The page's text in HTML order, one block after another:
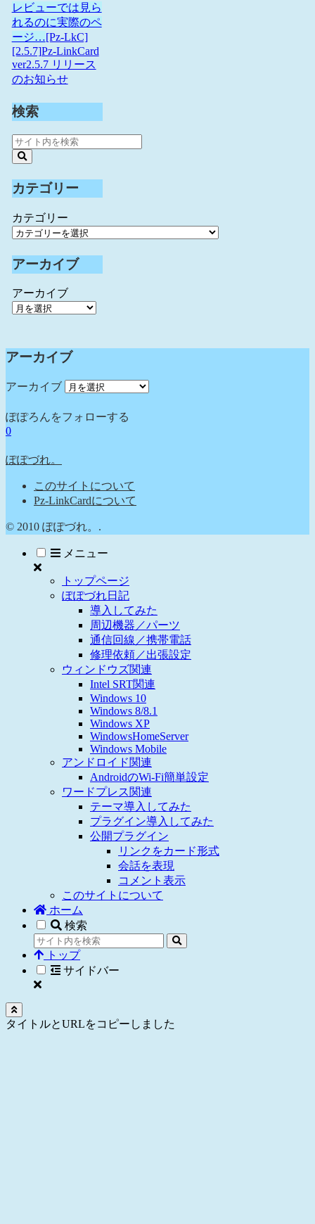
レビューでは見ら
れるのに実際のペ
ージ…[Pz-LkC]
[2.5.7]Pz-LinkCard
ver2.5.7 リリース
のお知らせ
検索
カテゴリー
カテゴリー
アーカイブ
アーカイブ
アーカイブ
アーカイブ
ぽぽろんをフォローする
0
ぽぽづれ。
このサイトについて
Pz-LinkCardについて
© 2010 ぽぽづれ。.
メニュー
トップページ
ぽぽづれ日記
導入してみた
周辺機器／パーツ
通信回線／携帯電話
修理依頼／出張設定
ウィンドウズ関連
Intel SRT関連
Windows 10
Windows 8/8.1
Windows XP
WindowsHomeServer
Windows Mobile
アンドロイド関連
AndroidのWi-Fi簡単設定
ワードプレス関連
テーマ導入してみた
プラグイン導入してみた
公開プラグイン
リンクをカード形式
会話を表現
コメント表示
このサイトについて
ホーム
検索
トップ
サイドバー
タイトルとURLをコピーしました